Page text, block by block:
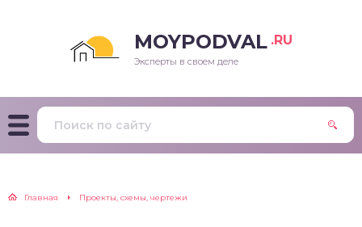
MOYPODVAL .RU
Эксперты в своем деле
Главная Проекты, схемы, чертежи